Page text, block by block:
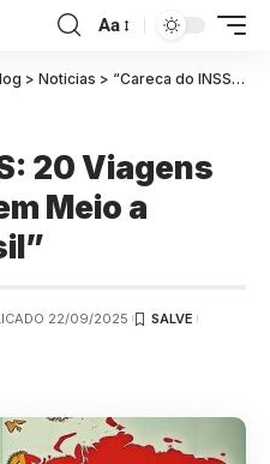
Aa
> Noticias > “Careca do INSS: 20 Viagens Internacionais em Meio a Fraudes no Brasil”
20 Viagens
Meio a
22/09/2025